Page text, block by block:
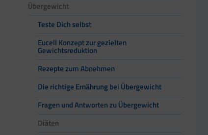
Übergewicht
Teste Dich selbst
Eucell Konzept zur gezielten
Gewichtsreduktion
Rezepte zum Abnehmen
Die richtige Ernährung bei Übergewicht
Fragen und Antworten zu Übergewicht
Diäten